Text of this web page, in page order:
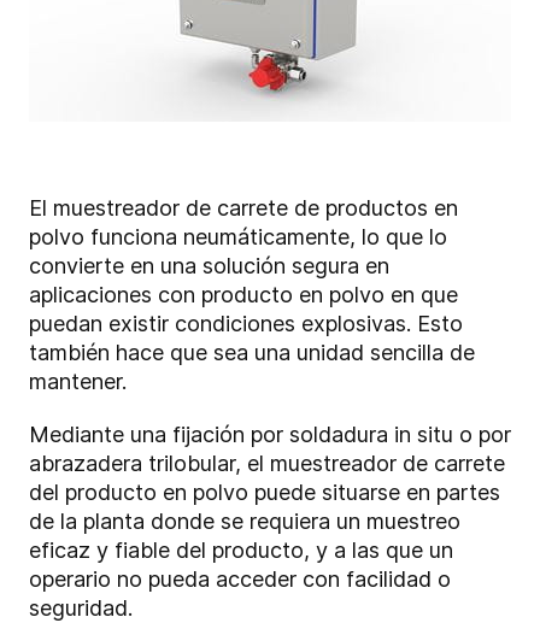
El muestreador de carrete de productos en
polvo funciona neumáticamente, lo que lo
convierte en una solución segura en
aplicaciones con producto en polvo en que
puedan existir condiciones explosivas. Esto
también hace que sea una unidad sencilla de
mantener.
Mediante una fijación por soldadura in situ o por
abrazadera trilobular, el muestreador de carrete
del producto en polvo puede situarse en partes
de la planta donde se requiera un muestreo
eficaz y fiable del producto, y a las que un
operario no pueda acceder con facilidad o
seguridad.